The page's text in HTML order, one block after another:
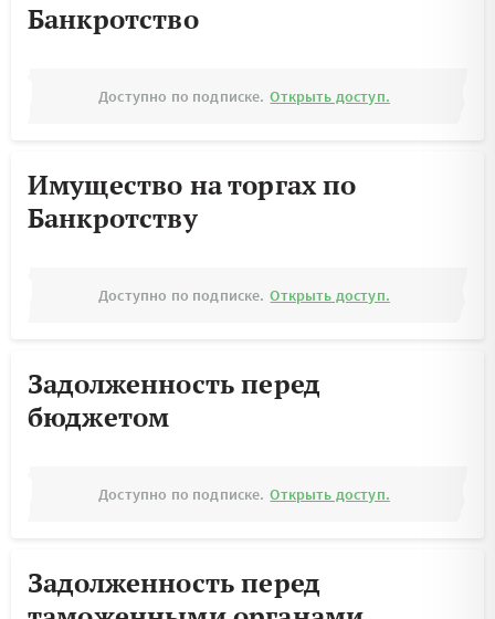
Банкротство
Доступно по подписке. Открыть доступ.
Имущество на торгах по
Банкротству
Доступно по подписке. Открыть доступ.
Задолженность перед
бюджетом
Доступно по подписке. Открыть доступ.
Задолженность перед